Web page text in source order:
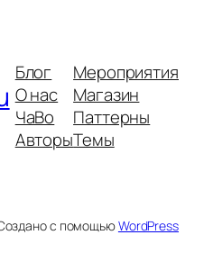
Блог
О нас
ЧаВо
Авторы
Мероприятия
Магазин
Паттерны
Темы
с помощьюWordPress